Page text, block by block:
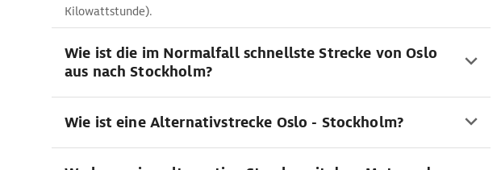
Kilowattstunde).
Wie ist die im Normalfall schnellste Strecke von Oslo
aus nach Stockholm?
Wie ist eine Alternativstrecke Oslo - Stockholm?